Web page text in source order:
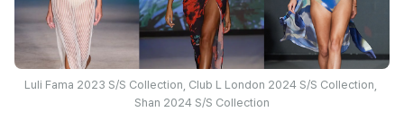
Luli Fama 2023 S/S Collection, Club L London 2024 S/S Collection,
Shan 2024 S/S Collection